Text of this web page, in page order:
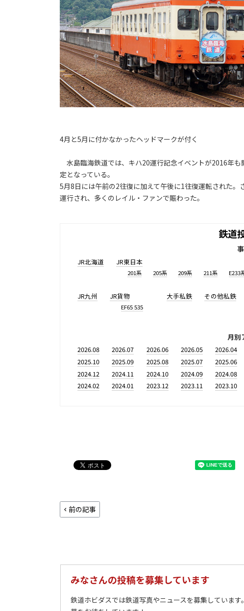
4月と5月に付かなかったヘッドマークが付く
水島臨海鉄道では、キハ20運行記念イベントが2016年
定となっている。
5月8日には午前の2往復に加えて午後に1往復運転された
運行され、多くのレイル・ファンで賑わった。
鉄道
JR北海道 JR東日本
201系 205系 209系 211系 E233
JR九州 JR貨物
EF65 535
大手私鉄 その他私鉄
月別
2026.08 2026.07 2026.06 2026.05 2026.04
2025.10
2025.09 2025.08 2025.07 2025.06
2024.12
2024.11 2024.10 2024.09 2024.08
2024.02
2024.01 2023.12 2023.11 2023.10
前の記事
みなさんの投稿を募集しています
鉄道ホビダスでは鉄道写真やニュースを募集していま